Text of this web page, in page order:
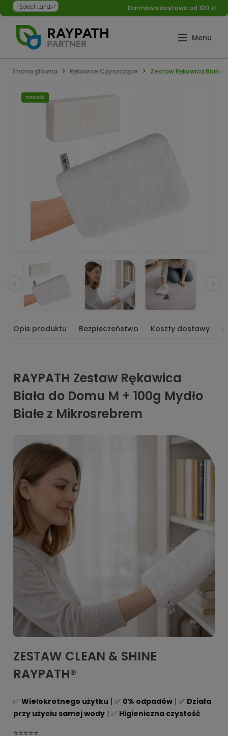
Powered by
Darmowa dostawa od 100 zł
Strona główna Rękawice Czyszczące Zestaw Rękawica Biała
nowość
Opis produktu Bezpieczeństwo Koszty dostawy
RAYPATH Zestaw Rękawica
Biała do Domu M + 100g Mydło
Białe z Mikrosrebrem
ZESTAW CLEAN & SHINE
RAYPATH®
✅ Wielokrotnego użytku | ✅ 0% odpadów | ✅ Działa
przy użyciu samej wody | ✅ Higieniczna czystość
⭐⭐⭐⭐⭐